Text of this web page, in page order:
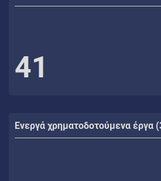
41
Ενεργά χρηματοδοτούμενα έργα